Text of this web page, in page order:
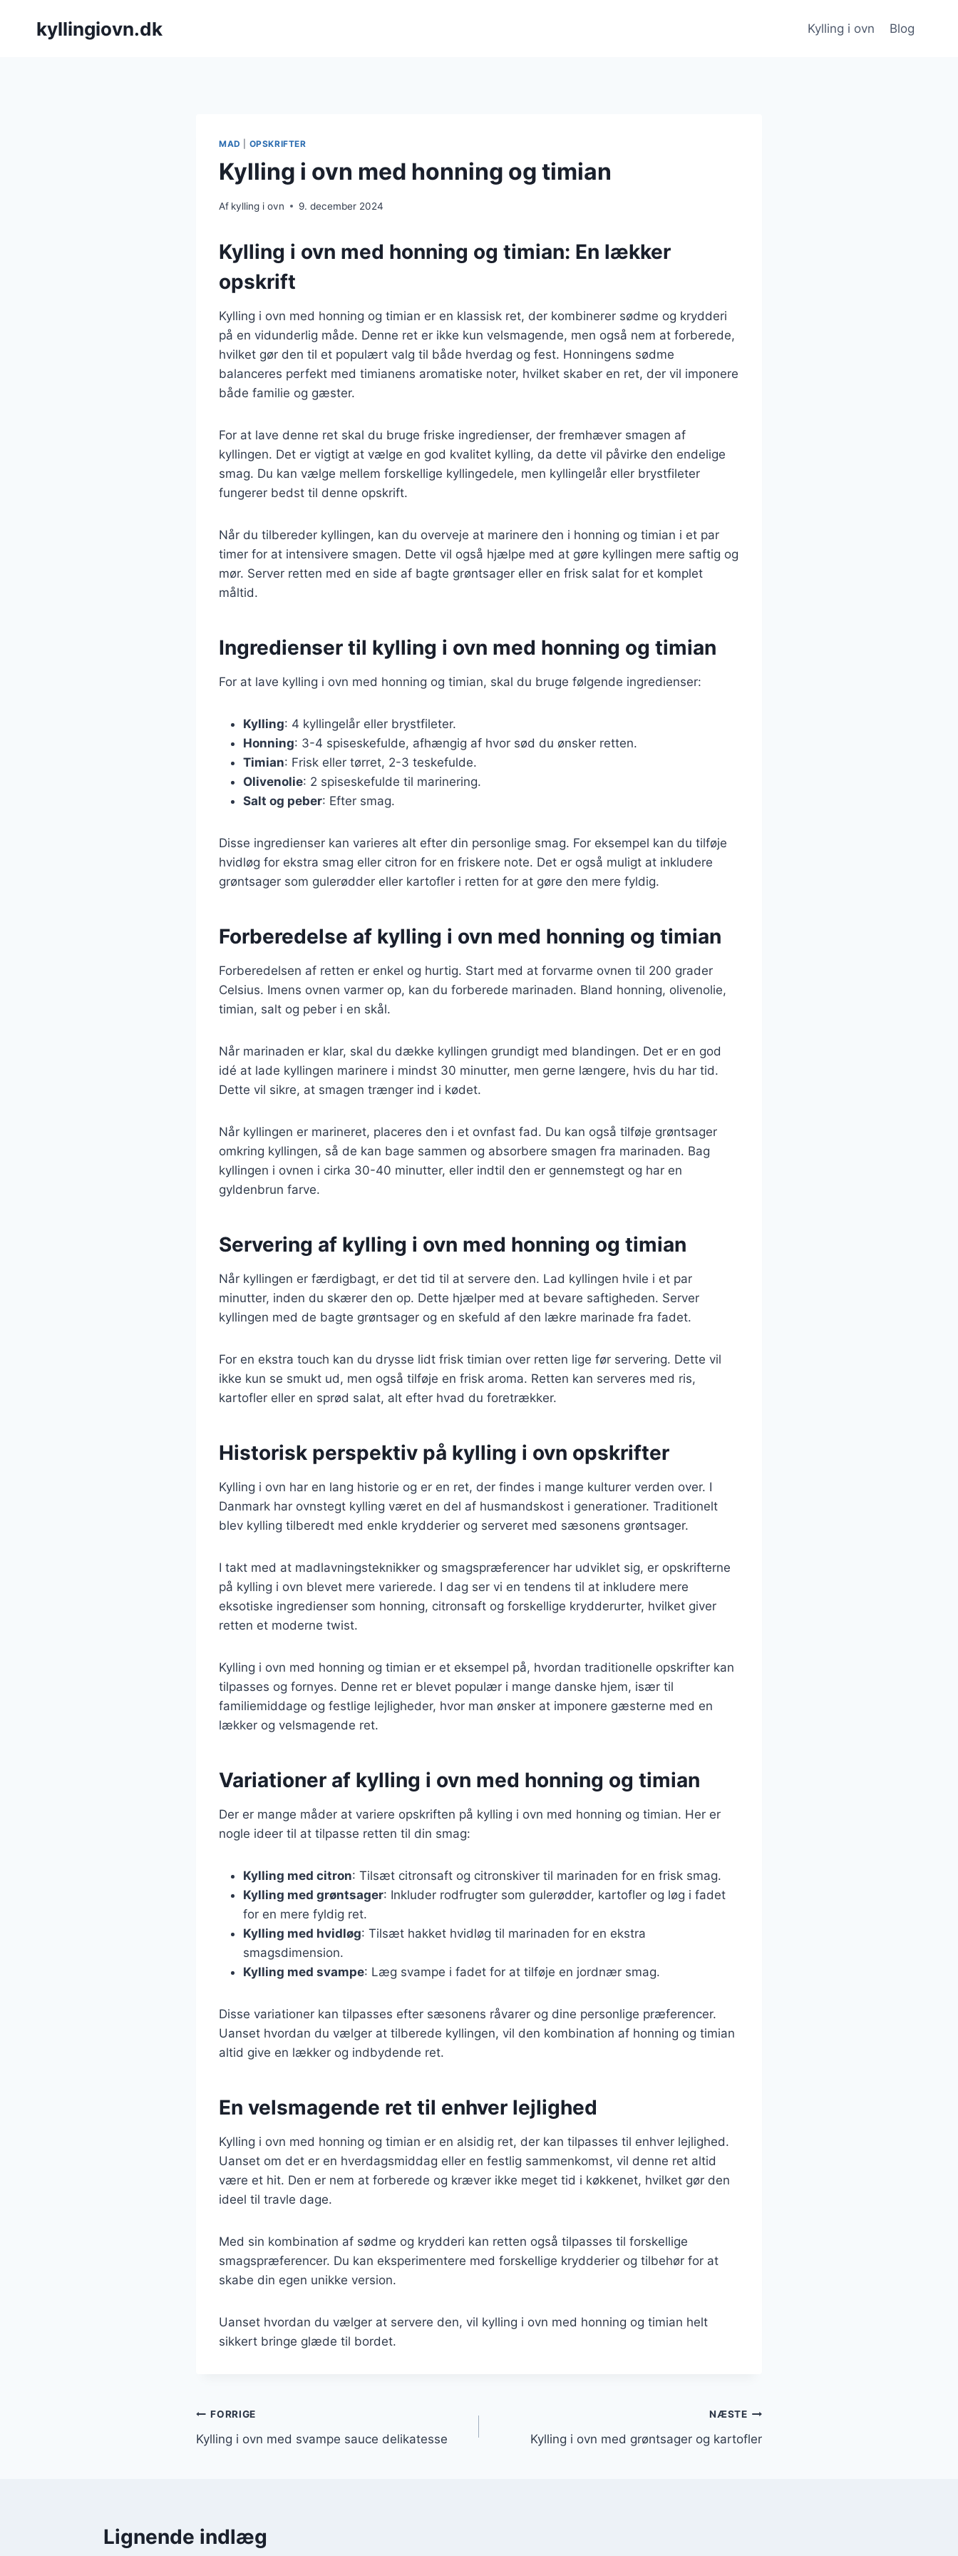
kyllingiovn.dk Kylling i ovn Blog
MAD OPSKRIFTER
Kylling i ovn med honning og timian
Af kylling i ovn 9. december 2024
Kylling i ovn med honning og timian: En lækker
opskrift
Kylling i ovn med honning og timian er en klassisk ret, der kombinerer sødme og krydderi
på en vidunderlig måde. Denne ret er ikke kun velsmagende, men også nem at forberede,
hvilket gør den til et populært valg til både hverdag og fest. Honningens sødme
balanceres perfekt med timianens aromatiske noter, hvilket skaber en ret, der vil imponere
både familie og gæster.
For at lave denne ret skal du bruge friske ingredienser, der fremhæver smagen af
kyllingen. Det er vigtigt at vælge en god kvalitet kylling, da dette vil påvirke den endelige
smag. Du kan vælge mellem forskellige kyllingedele, men kyllingelår eller brystfileter
fungerer bedst til denne opskrift.
Når du tilbereder kyllingen, kan du overveje at marinere den i honning og timian i et par
timer for at intensivere smagen. Dette vil også hjælpe med at gøre kyllingen mere saftig og
mør. Server retten med en side af bagte grøntsager eller en frisk salat for et komplet
måltid.
Ingredienser til kylling i ovn med honning og timian
For at lave kylling i ovn med honning og timian, skal du bruge følgende ingredienser:
Kylling: 4 kyllingelår eller brystfileter.
Honning: 3-4 spiseskefulde, afhængig af hvor sød du ønsker retten.
Timian: Frisk eller tørret, 2-3 teskefulde.
Olivenolie: 2 spiseskefulde til marinering.
Salt og peber: Efter smag.
Disse ingredienser kan varieres alt efter din personlige smag. For eksempel kan du tilføje
hvidløg for ekstra smag eller citron for en friskere note. Det er også muligt at inkludere
grøntsager som gulerødder eller kartofler i retten for at gøre den mere fyldig.
Forberedelse af kylling i ovn med honning og timian
Forberedelsen af retten er enkel og hurtig. Start med at forvarme ovnen til 200 grader
Celsius. Imens ovnen varmer op, kan du forberede marinaden. Bland honning, olivenolie,
timian, salt og peber i en skål.
Når marinaden er klar, skal du dække kyllingen grundigt med blandingen. Det er en god
idé at lade kyllingen marinere i mindst 30 minutter, men gerne længere, hvis du har tid.
Dette vil sikre, at smagen trænger ind i kødet.
Når kyllingen er marineret, placeres den i et ovnfast fad. Du kan også tilføje grøntsager
omkring kyllingen, så de kan bage sammen og absorbere smagen fra marinaden. Bag
kyllingen i ovnen i cirka 30-40 minutter, eller indtil den er gennemstegt og har en
gyldenbrun farve.
Servering af kylling i ovn med honning og timian
Når kyllingen er færdigbagt, er det tid til at servere den. Lad kyllingen hvile i et par
minutter, inden du skærer den op. Dette hjælper med at bevare saftigheden. Server
kyllingen med de bagte grøntsager og en skefuld af den lækre marinade fra fadet.
For en ekstra touch kan du drysse lidt frisk timian over retten lige før servering. Dette vil
ikke kun se smukt ud, men også tilføje en frisk aroma. Retten kan serveres med ris,
kartofler eller en sprød salat, alt efter hvad du foretrækker.
Historisk perspektiv på kylling i ovn opskrifter
Kylling i ovn har en lang historie og er en ret, der findes i mange kulturer verden over. I
Danmark har ovnstegt kylling været en del af husmandskost i generationer. Traditionelt
blev kylling tilberedt med enkle krydderier og serveret med sæsonens grøntsager.
I takt med at madlavningsteknikker og smagspræferencer har udviklet sig, er opskrifterne
på kylling i ovn blevet mere varierede. I dag ser vi en tendens til at inkludere mere
eksotiske ingredienser som honning, citronsaft og forskellige krydderurter, hvilket giver
retten et moderne twist.
Kylling i ovn med honning og timian er et eksempel på, hvordan traditionelle opskrifter kan
tilpasses og fornyes. Denne ret er blevet populær i mange danske hjem, især til
familiemiddage og festlige lejligheder, hvor man ønsker at imponere gæsterne med en
lækker og velsmagende ret.
Variationer af kylling i ovn med honning og timian
Der er mange måder at variere opskriften på kylling i ovn med honning og timian. Her er
nogle ideer til at tilpasse retten til din smag:
Kylling med citron: Tilsæt citronsaft og citronskiver til marinaden for en frisk smag.
Kylling med grøntsager: Inkluder rodfrugter som gulerødder, kartofler og løg i fadet
for en mere fyldig ret.
Kylling med hvidløg: Tilsæt hakket hvidløg til marinaden for en ekstra
smagsdimension.
Kylling med svampe: Læg svampe i fadet for at tilføje en jordnær smag.
Disse variationer kan tilpasses efter sæsonens råvarer og dine personlige præferencer.
Uanset hvordan du vælger at tilberede kyllingen, vil den kombination af honning og timian
altid give en lækker og indbydende ret.
En velsmagende ret til enhver lejlighed
Kylling i ovn med honning og timian er en alsidig ret, der kan tilpasses til enhver lejlighed.
Uanset om det er en hverdagsmiddag eller en festlig sammenkomst, vil denne ret altid
være et hit. Den er nem at forberede og kræver ikke meget tid i køkkenet, hvilket gør den
ideel til travle dage.
Med sin kombination af sødme og krydderi kan retten også tilpasses til forskellige
smagspræferencer. Du kan eksperimentere med forskellige krydderier og tilbehør for at
skabe din egen unikke version.
Uanset hvordan du vælger at servere den, vil kylling i ovn med honning og timian helt
sikkert bringe glæde til bordet.
Indlægsnavigation
FORRIGE
Kylling i ovn med svampe sauce delikatesse
NÆSTE
Kylling i ovn med grøntsager og kartofler
Lignende indlæg